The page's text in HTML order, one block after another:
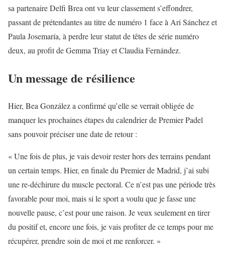
sa partenaire Delfi Brea ont vu leur classement s’effondrer,
passant de prétendantes au titre de numéro 1 face à Ari Sánchez et
Paula Josemaría, à perdre leur statut de têtes de série numéro
deux, au profit de Gemma Triay et Claudia Fernández.
Un message de résilience
Hier, Bea González a confirmé qu’elle se verrait obligée de
manquer les prochaines étapes du calendrier de Premier Padel
sans pouvoir préciser une date de retour :
« Une fois de plus, je vais devoir rester hors des terrains pendant
un certain temps. Hier, en finale du Premier de Madrid, j’ai subi
une re-déchirure du muscle pectoral. Ce n’est pas une période très
favorable pour moi, mais si le sport a voulu que je fasse une
nouvelle pause, c’est pour une raison. Je veux seulement en tirer
du positif et, encore une fois, je vais profiter de ce temps pour me
récupérer, prendre soin de moi et me renforcer. »